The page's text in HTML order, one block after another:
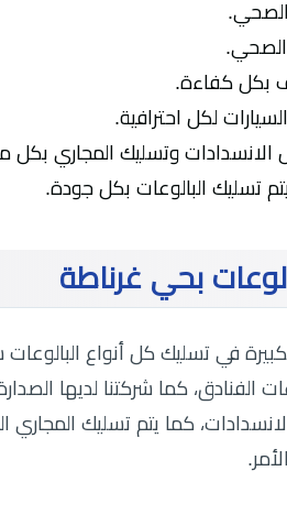
الصحي.
الصحي.
بكل كفاءة.
لكل احترافية.
وتسليك المجاري بكل
تسليك البالوعات بكل جودة.
بحي غرناطة
في تسليك كل أنواع
الفنادق، كما شركتنا لديها
كما يتم تسليك المجاري